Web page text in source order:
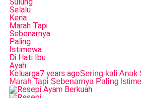
Keluarga7 years agoSering kali Anak
Marah Tapi Sebenarnya Paling